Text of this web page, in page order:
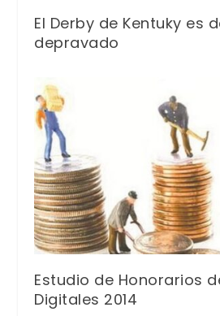
El Derby de Kentuky es
depravado
Estudio de Honorarios
Digitales 2014